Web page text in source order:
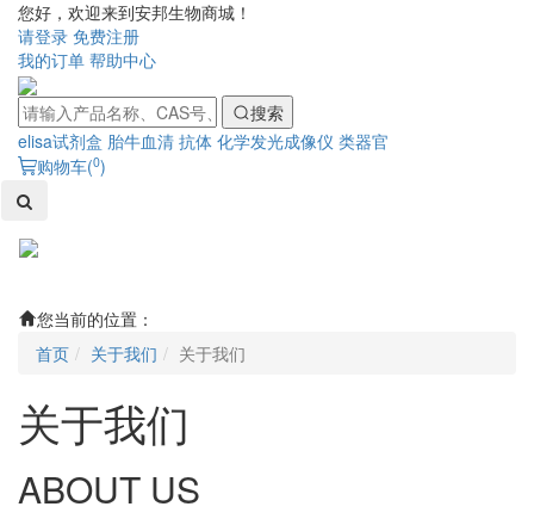
您好，欢迎来到安邦生物商城！
请登录 免费注册
我的订单 帮助中心
搜索
elisa试剂盒 胎牛血清 抗体 化学发光成像仪 类器官
购物车(0)
您当前的位置：
首页
关于我们 关于我们
关于我们
ABOUT US